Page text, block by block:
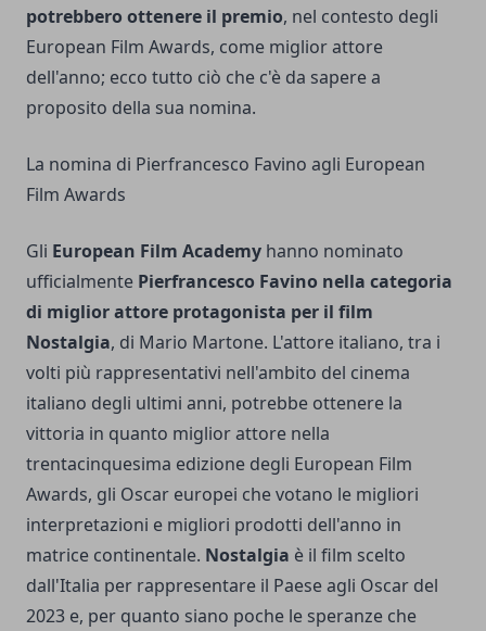
potrebbero ottenere il premio, nel contesto degli
European Film Awards, come miglior attore
dell'anno; ecco tutto ciò che c'è da sapere a
proposito della sua nomina.
La nomina di Pierfrancesco Favino agli European
Film Awards
Gli European Film Academy hanno nominato
ufficialmente Pierfrancesco Favino nella categoria
di miglior attore protagonista per il film
Nostalgia, di Mario Martone. L'attore italiano, tra i
volti più rappresentativi nell'ambito del cinema
italiano degli ultimi anni, potrebbe ottenere la
vittoria in quanto miglior attore nella
trentacinquesima edizione degli European Film
Awards, gli Oscar europei che votano le migliori
interpretazioni e migliori prodotti dell'anno in
matrice continentale. Nostalgia è il film scelto
dall'Italia per rappresentare il Paese agli Oscar del
2023 e, per quanto siano poche le speranze che